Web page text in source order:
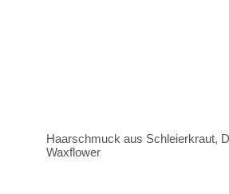
Haarschmuck aus Schleierkraut,
Waxflower